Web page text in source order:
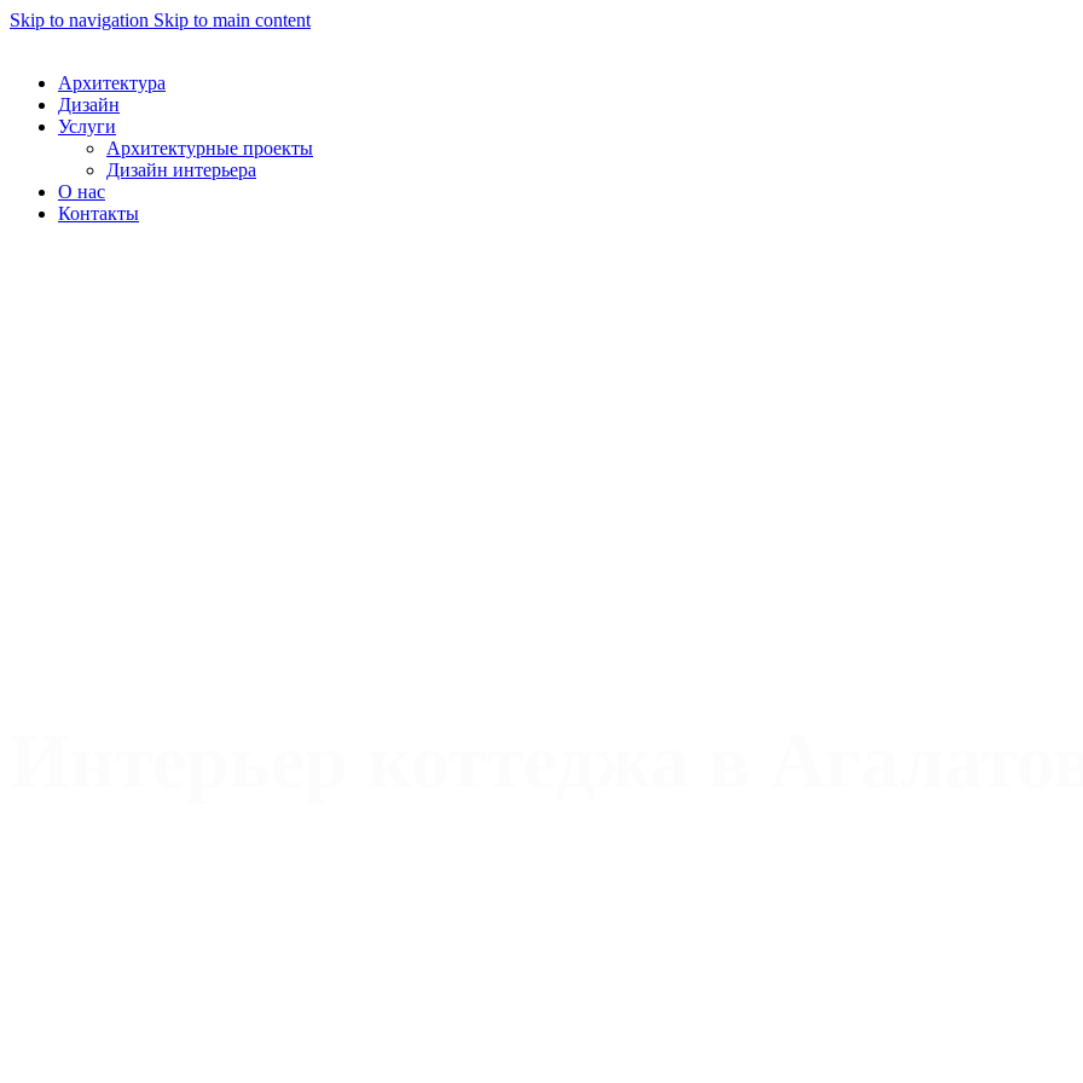
Skip to navigation Skip to main content
Архитектура
Дизайн
Услуги
Архитектурные проекты
Дизайн интерьера
О нас
Контакты